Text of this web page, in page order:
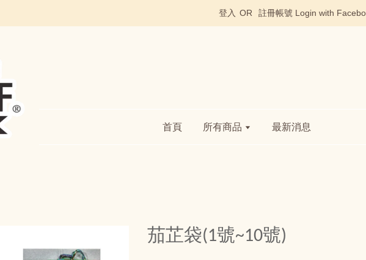
登入 OR 註冊帳號 Login with
首頁 所有商品 最新消息
茄芷袋(1號~10號)